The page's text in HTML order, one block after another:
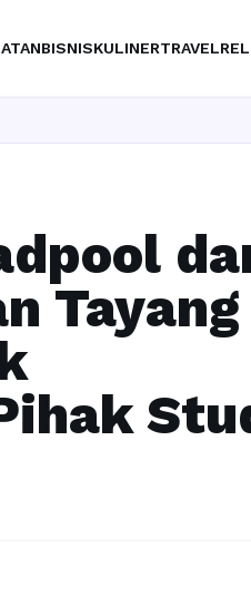
BISNISKULINERTRAVEL
Tayang